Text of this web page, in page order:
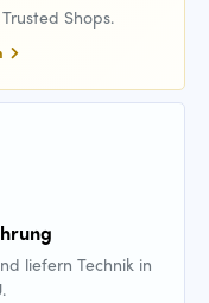
Shops.
liefern Technik in